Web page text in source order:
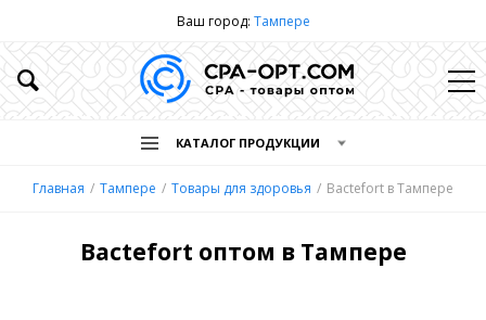
Ваш город: Тампере
КАТАЛОГ ПРОДУКЦИИ
Главная Тампере Товары для здоровья Bactefort в Тампере
Bactefort оптом в Тампере